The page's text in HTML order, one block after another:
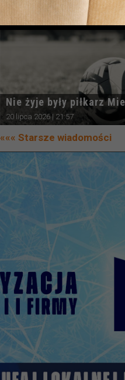
Nie żyje były piłkarz
20 lipca 2026 | 21:57
««« Starsze wiadomości